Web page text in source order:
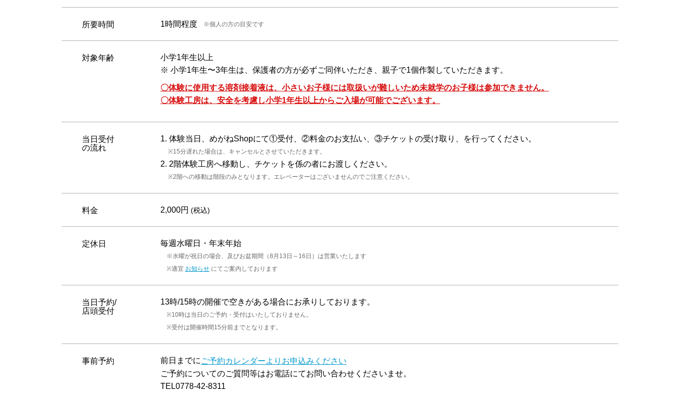
所要時間 1時間程度 ※個人の方の目安です
対象年齢
小学1年生以上
※ 小学1年生〜3年生は、保護者の方が必ずご同伴いただき、親子で1個作製していただきます。
〇体験に使用する溶剤接着液は、小さいお子様には取扱いが難しいため未就学のお子様は参加できません。
〇体験工房は、安全を考慮し小学1年生以上からご入場が可能でございます。
当日受付
の流れ
1. 体験当日、めがねShopにて①受付、②料金のお支払い、③チケットの受け取り、を行ってください。
※15分遅れた場合は、キャンセルとさせていただきます。
2. 2階体験工房へ移動し、チケットを係の者にお渡しください。
※2階への移動は階段のみとなります。エレベーターはございませんのでご注意ください。
料金 2,000円 (税込)
定休日 毎週水曜日・年末年始
※水曜が祝日の場合、及びお盆期間（8月13日～16日）は営業いたします
※適宜 お知らせ にてご案内しております
当日予約/
店頭受付
13時/15時の開催で空きがある場合にお承りしております。
※10時は当日のご予約・受付はいたしておりません。
※受付は開催時間15分前までとなります。
事前予約 前日までに ご予約カレンダーよりお申込みください
ご予約についてのご質問等はお電話にてお問い合わせくださいませ。
TEL0778-42-8311